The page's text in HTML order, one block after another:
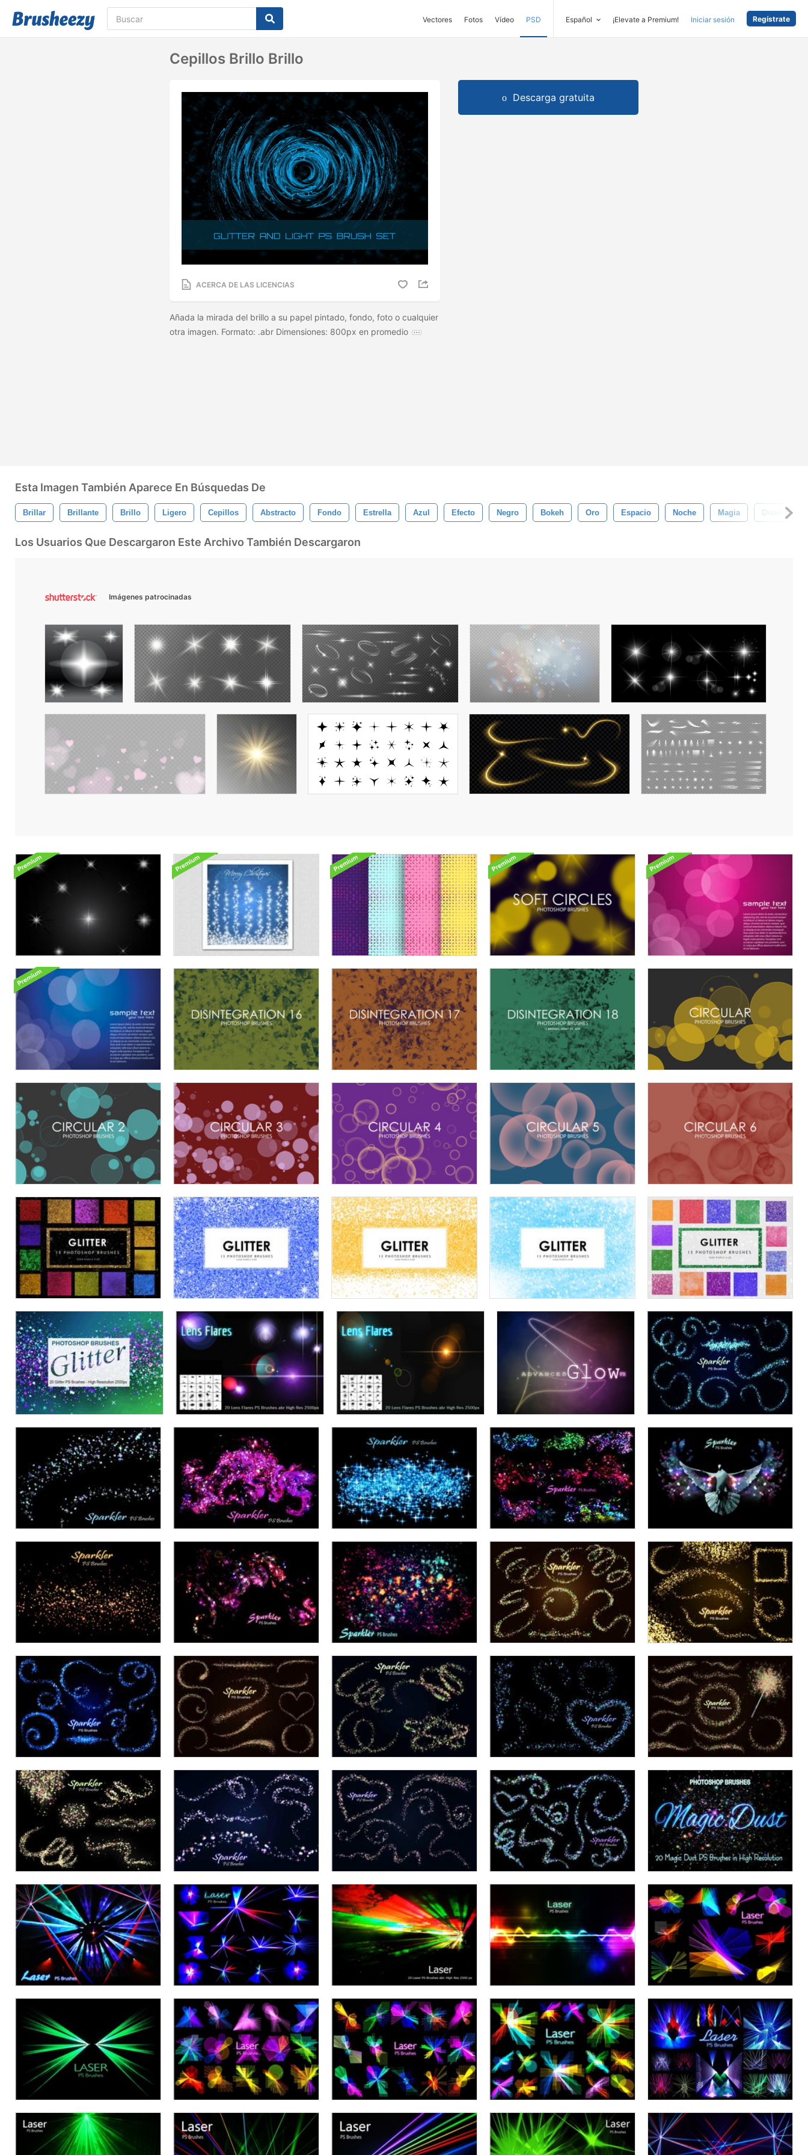
Vectores Fotos Vídeo PSD Español ¡Elevate a Premium! Iniciar sesión Regístrate
Cepillos Brillo Brillo
ACERCA DE LAS LICENCIAS
Añada la mirada del brillo a su papel pintado, fondo, foto o cualquier
otra imagen. Formato: .abr Dimensiones: 800px en promedio
Descarga gratuita
Esta Imagen También Aparece En Búsquedas De
Brillar Brillante Brillo Ligero Cepillos Abstracto Fondo Estrella Azul Efecto Negro Bokeh Oro Espacio Noche Magia Diseño
Los Usuarios Que Descargaron Este Archivo También Descargaron
Imágenes patrocinadas